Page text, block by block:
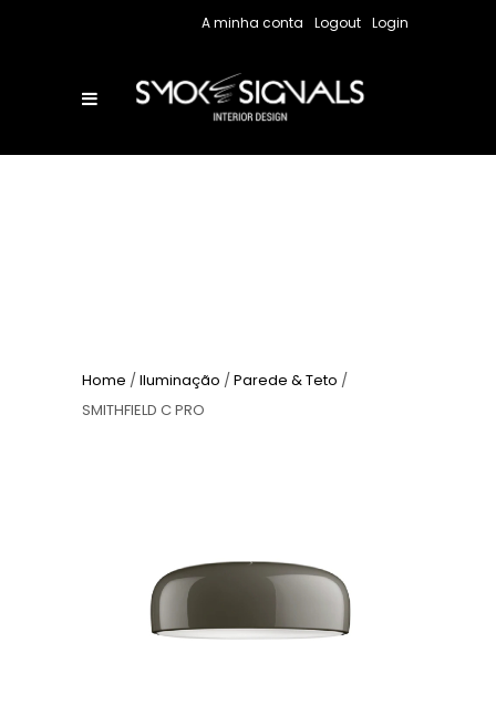
A minha conta Logout Login
Home /Iluminação /Parede & Teto /
SMITHFIELD C PRO